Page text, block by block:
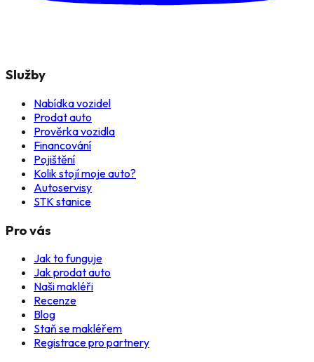
Služby
Nabídka vozidel
Prodat auto
Prověrka vozidla
Financování
Pojištění
Kolik stojí moje auto?
Autoservisy
STK stanice
Pro vás
Jak to funguje
Jak prodat auto
Naši makléři
Recenze
Blog
Staň se makléřem
Registrace pro partnery